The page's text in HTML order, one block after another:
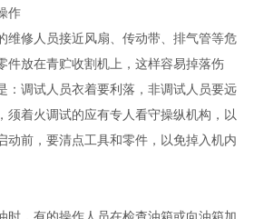
作
修人员接近风扇、传动带、排气管等危
件放在青贮收割机上，这样容易掉落伤
：调试人员衣着要利落，非调试人员要远
须着火调试的应有专人看守操纵机构，以
动前，要清点工具和零件，以免掉入机内